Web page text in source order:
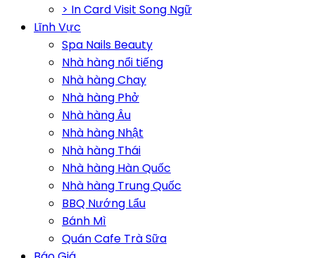
> In Card Visit Song Ngữ
Lĩnh Vực
Spa Nails Beauty
Nhà hàng nổi tiếng
Nhà hàng Chay
Nhà hàng Phở
Nhà hàng Âu
Nhà hàng Nhật
Nhà hàng Thái
Nhà hàng Hàn Quốc
Nhà hàng Trung Quốc
BBQ Nướng Lẩu
Bánh Mì
Quán Cafe Trà Sữa